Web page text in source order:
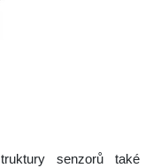
senzorů také